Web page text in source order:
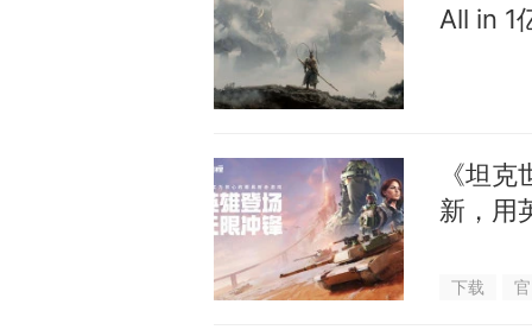
All in 1
《坦
新，用
下载